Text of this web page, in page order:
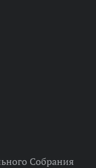
Собрания